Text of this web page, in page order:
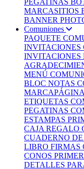
PEGATINAS
MARCASITIOS
BANNER
Comuniones
PAQUETE
INVITACIONES
INVITACIONES
MENÚ
BLOC NOTAS
ETIQUETAS
PEGATINAS
ESTAMPAS
CAJA REGALO
CUADERNO
LIBRO FIRMAS
CONOS
DETALLES